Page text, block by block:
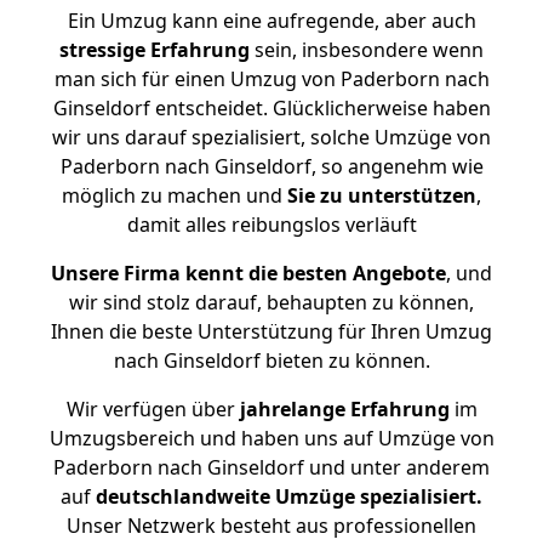
Ein Umzug kann eine aufregende, aber auch
stressige Erfahrung sein, insbesondere wenn
man sich für einen Umzug von Paderborn nach
Ginseldorf entscheidet. Glücklicherweise haben
wir uns darauf spezialisiert, solche Umzüge von
Paderborn nach Ginseldorf, so angenehm wie
möglich zu machen und Sie zu unterstützen,
damit alles reibungslos verläuft
Unsere Firma kennt die besten Angebote, und
wir sind stolz darauf, behaupten zu können,
Ihnen die beste Unterstützung für Ihren Umzug
nach Ginseldorf bieten zu können.
Wir verfügen überjahrelange Erfahrung im
Umzugsbereich und haben uns auf Umzüge von
Paderborn nach Ginseldorf und unter anderem
aufdeutschlandweite Umzüge spezialisiert.
Unser Netzwerk besteht aus professionellen